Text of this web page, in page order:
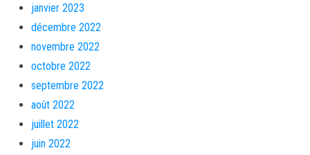
janvier 2023
décembre 2022
novembre 2022
octobre 2022
septembre 2022
août 2022
juillet 2022
juin 2022